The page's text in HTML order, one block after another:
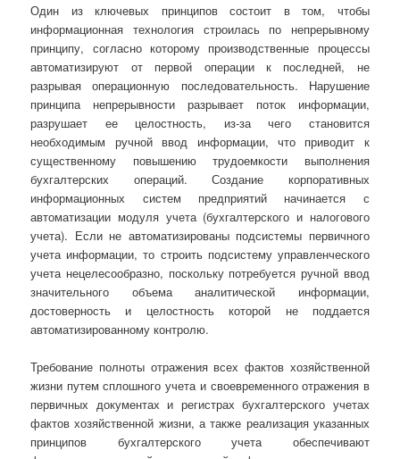
Один из ключевых принципов состоит в том, чтобы
информационная технология строилась по непрерывному
принципу, согласно которому производственные процессы
автоматизируют от первой операции к последней, не
разрывая операционную последовательность. Нарушение
принципа непрерывности разрывает поток информации,
разрушает ее целостность, из-за чего становится
необходимым ручной ввод информации, что приводит к
существенному повышению трудоемкости выполнения
бухгалтерских операций. Создание корпоративных
информационных систем предприятий начинается с
автоматизации модуля учета (бухгалтерского и налогового
учета). Если не автоматизированы подсистемы первичного
учета информации, то строить подсистему управленческого
учета нецелесообразно, поскольку потребуется ручной ввод
значительного объема аналитической информации,
достоверность и целостность которой не поддается
автоматизированному контролю.
Требование полноты отражения всех фактов хозяйственной
жизни путем сплошного учета и своевременного отражения в
первичных документах и регистрах бухгалтерского учетах
фактов хозяйственной жизни, а также реализация указанных
принципов бухгалтерского учета обеспечивают